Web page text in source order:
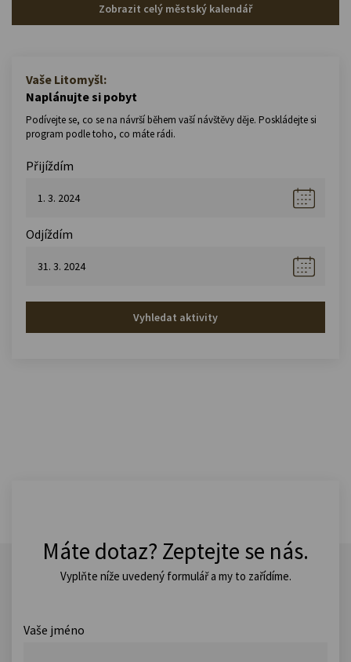
Zobrazit celý městský kalendář
Vaše Litomyšl:
Naplánujte si pobyt
Podívejte se, co se na návrší během vaší návštěvy děje. Poskládejte si
program podle toho, co máte rádi.
Přijíždím
Odjíždím
Vyhledat aktivity
Máte dotaz? Zeptejte se nás.
Vyplňte níže uvedený formulář a my to zařídíme.
Vaše jméno